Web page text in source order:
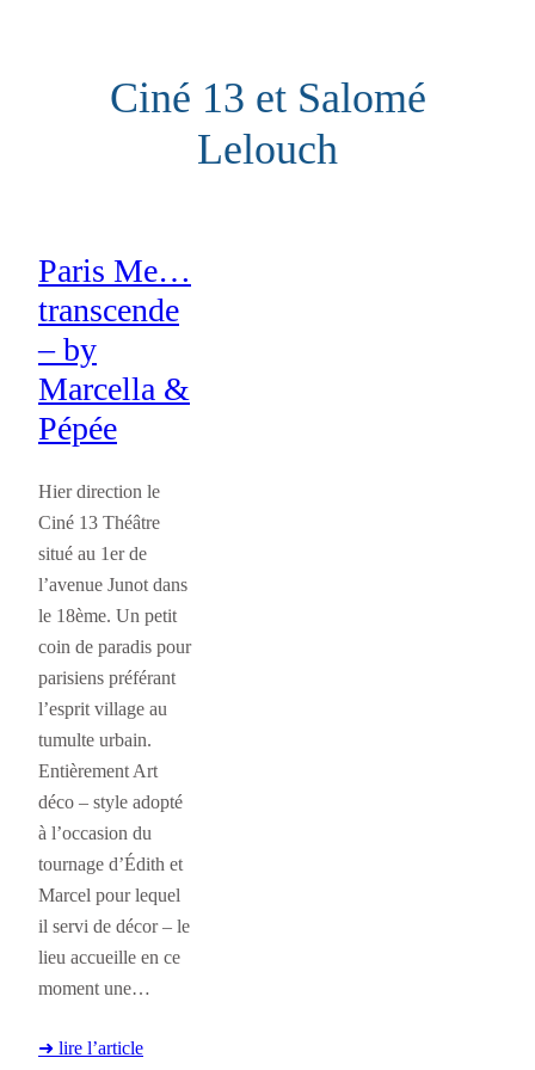
Ciné 13 et Salomé
Lelouch
Paris Me…
transcende
– by
Marcella &
Pépée
Hier direction le
Ciné 13 Théâtre
situé au 1er de
l’avenue Junot dans
le 18ème. Un petit
coin de paradis pour
parisiens préférant
l’esprit village au
tumulte urbain.
Entièrement Art
déco – style adopté
à l’occasion du
tournage d’Édith et
Marcel pour lequel
il servi de décor – le
lieu accueille en ce
moment une…
➜ lire l’article